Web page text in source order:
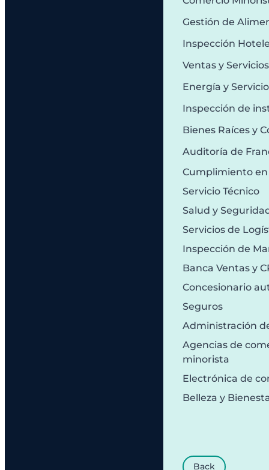
Gestión de
Inspección
Ventas y
Energía y
Inspección de
Bienes Raíces y
Auditoría de
Cumplimiento en
Servicio Técnico
Salud y
Servicios de
Inspección de
Banca Ventas y
Concesionario
Seguros
Administración
Agencias de
minorista
Electrónica de
Belleza y
Back